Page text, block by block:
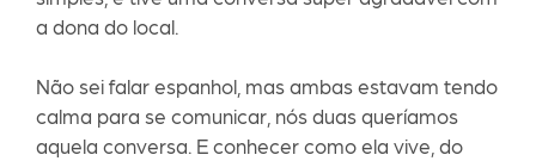
a dona do local.
Não sei falar espanhol, mas ambas estavam tendo
calma para se comunicar, nós duas queríamos
aquela conversa. E conhecer como ela vive, do